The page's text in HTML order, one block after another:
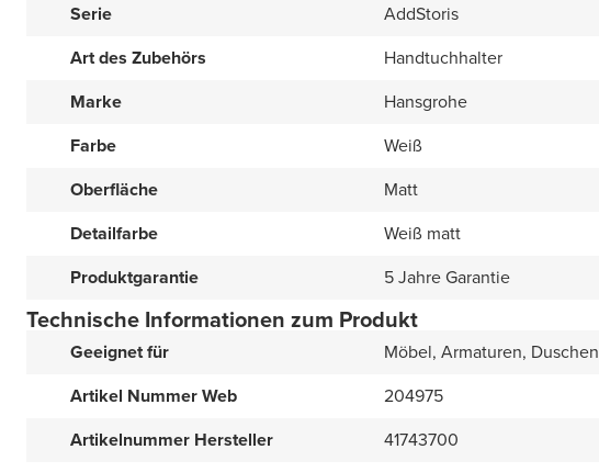
Serie
AddStoris
Art des Zubehörs
Handtuchhalter
Marke
Hansgrohe
Farbe
Weiß
Oberfläche
Matt
Detailfarbe
Weiß matt
Produktgarantie
5 Jahre Garantie
Technische Informationen zum Produkt
Geeignet für
Möbel, Armaturen, Duschen
Artikel Nummer Web
204975
Artikelnummer Hersteller
41743700